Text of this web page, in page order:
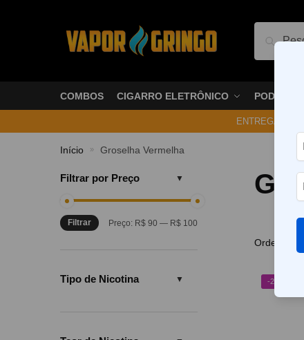
COMBOS CIGARRO ELETRÔNICO PODS
ENTREGA NO
Início » Groselha Vermelha
-20%
Filtrar por Preço
Filtrar Preço: R$ 90 — R$ 100
Tipo de Nicotina